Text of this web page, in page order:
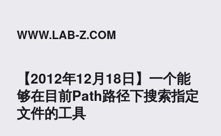
WWW.LAB-Z.COM
【2012年12月18日】一个能
够在目前Path路径下搜索指定
文件的工具